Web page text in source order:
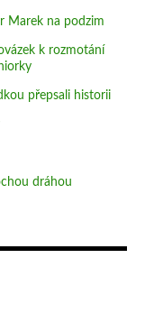
Marek na podzim
k rozmotání
přepsali historii
dráhou